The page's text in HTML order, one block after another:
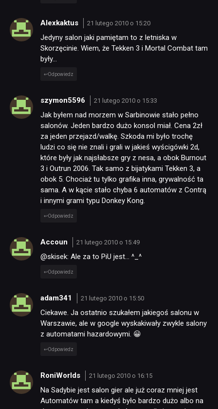
NEWSY
RECENZJE
Alexkaktus 21 lutego 2010 o 15:20
Jedyny salon jaki pamiętam to z letniska w
Skorzęcinie. Wiem, że Tekken 3 i Mortal Combat tam
były…
Odpowiedz
szymon5596 21 lutego 2010 o 15:33
Jak byłem nad morzem w Sarbinowie stało pełno
salonów. Jeden bardzo dużo konsol miał. Cena 2zł
za jeden przejazd/walkę. Szkoda mi było trochę
ludzi co się nie znali i grali w jakieś wyścigówki 2d,
które były jak najsłabsze gry z nesa, a obok Burnout
3 i Outrun 2006. Tak samo z bijatykami Tekken 3, a
obok 5. Chociaż tu tylko grafika inna, grywalność ta
sama. A w kącie stało chyba 6 automatów z Contrą
i innymi grami typu Donkey Kong.
Odpowiedz
Accoun 21 lutego 2010 o 15:49
@skisek: Ale za to PiU jest… ^_^
Odpowiedz
adam341 21 lutego 2010 o 15:50
Ciekawe. Ja ostatnio szukałem jakiegoś salonu w
Warszawie, ale w google wyskakiwały zwykle salony
z automatami hazardowymi. 😀
Odpowiedz
RoniWorlds 21 lutego 2010 o 16:15
Na Sadybie jest salon gier ale już coraz mniej jest
Automatów tam a kiedyś było bardzo dużo albo na